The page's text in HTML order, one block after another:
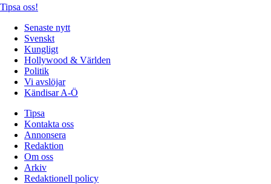
Tipsa oss!
Senaste nytt
Svenskt
Kungligt
Hollywood & Världen
Politik
Vi avslöjar
Kändisar A-Ö
Tipsa
Kontakta oss
Annonsera
Redaktion
Om oss
Arkiv
Redaktionell policy